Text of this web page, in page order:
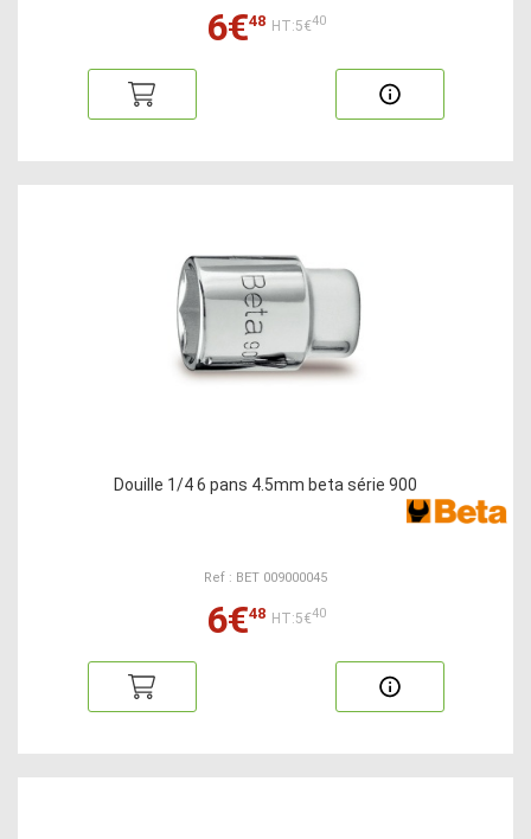
6€48 HT:5€40
Douille 1/4 6 pans 4.5mm beta série 900
Ref : BET 009000045
6€48 HT:5€40